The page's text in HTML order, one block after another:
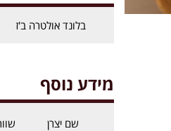
בלונד אולטרה ב'ז
מידע נוסף
שם יצרן